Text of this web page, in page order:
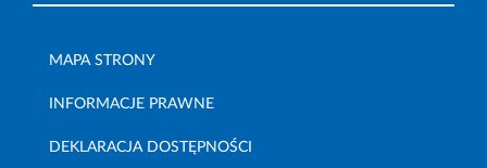
MAPA STRONY
INFORMACJE PRAWNE
DEKLARACJA DOSTĘPNOŚCI